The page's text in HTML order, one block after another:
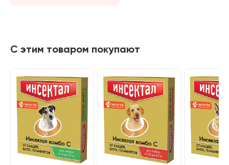
С этим товаром покупают